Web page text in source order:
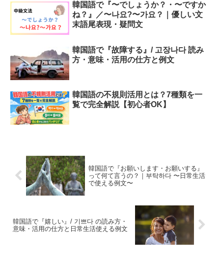
韓国語で『〜でしょうか？・〜ですか
ね？』／〜나요?〜가요？｜優しい文
末語尾表現・疑問文
韓国語で『故障する』/ 고장나다 読み
方・意味・活用の仕方と例文
韓国語の不規則活用とは？7種類を一
覧で完全解説【初心者OK】
韓国語で『お願いします・お願いする』
って何て言うの？｜부탁하다 〜日常生活
で使える例文〜
韓国語で『嬉しい』/ 기쁘다 の読み方・
意味・活用の仕方と日常生活使える例文